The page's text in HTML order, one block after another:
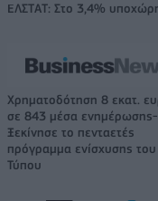
ΕΛΣΤΑΤ: Στο 3,4%
Χρηματοδότηση 8 εκατ.
σε 843 μέσα ενημέρωσης-
Ξεκίνησε το πενταετές
πρόγραμμα ενίσχυσης του
Τύπου